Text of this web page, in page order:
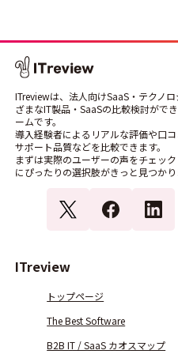
ITreviewは、法人向けSaaS・テクノ
ざまなIT製品・SaaSの比較検討がで
ームです。
導入経験者によるリアルな評価や口
サポート品質などを比較できます。
まずは実際のユーザーの声をチェッ
にぴったりの選択肢がきっと見つかり
ITreview
トップページ
The Best Software
B2B IT / SaaS カオスマップ